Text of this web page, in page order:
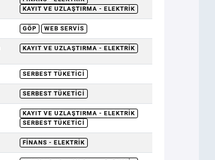
KAYIT VE UZLAŞTIRMA - ELEKTRIK
GÖP WEB SERVIS
KAYIT VE UZLAŞTIRMA - ELEKTRIK
SERBEST TÜKETICI
SERBEST TÜKETICI
KAYIT VE UZLAŞTIRMA - ELEKTRIK
SERBEST TÜKETICI
FINANS - ELEKTRIK